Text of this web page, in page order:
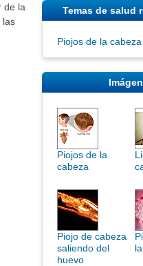
de la
las
Temas de salud
Piojos de la cabeza
Piojos de la
cabeza
Piojo de cabeza
saliendo del
huevo